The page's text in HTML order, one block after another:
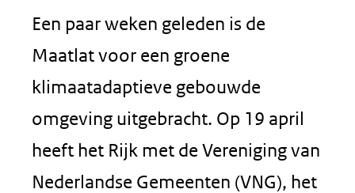
Een paar weken geleden is de
Maatlat voor een groene
klimaatadaptieve gebouwde
omgeving uitgebracht. Op 19 april
heeft het Rijk met de Vereniging van
Nederlandse Gemeenten (VNG), het